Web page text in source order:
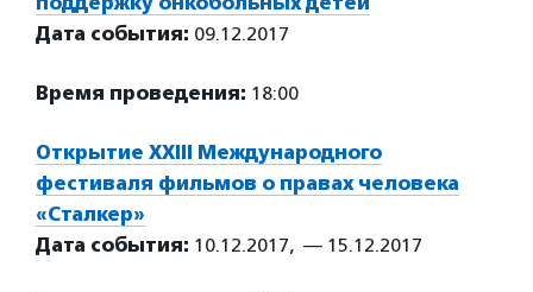
Дата события: 09.12.2017
Время проведения: 18:00
Открытие XXIII Международного
фестиваля фильмов о правах человека
«Сталкер»
Дата события: 10.12.2017, — 15.12.2017